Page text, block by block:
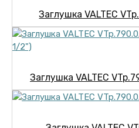
Заглушка VALTEC
Заглушка VALTEC